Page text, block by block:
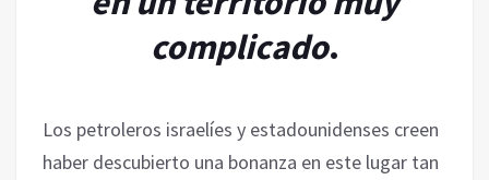
complicado.
Los petroleros israelíes y estadounidenses creen
haber descubierto una bonanza en este lugar tan